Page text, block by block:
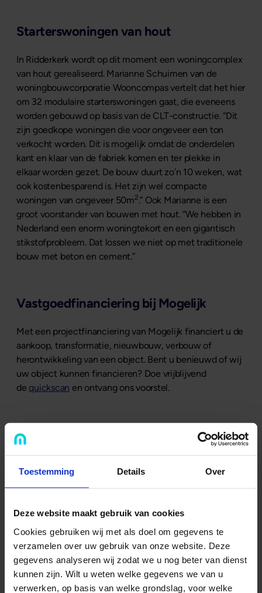
Toestemming Details Over
Deze website maakt gebruik van cookies
Cookies gebruiken wij met als doel om gegevens te
verzamelen over uw gebruik van onze website. Deze
gegevens analyseren wij zodat we u nog beter van dienst
kunnen zijn. Wilt u weten welke gegevens we van u
verwerken, op basis van welke grondslag, voor welke
Starterswoningen van hout
In Ridderkerk wordt op dit moment een woningcomplex
van hout gerealiseerd. Marianne Schuimen van de
woningbouwcorporatie Wooncompas vertelt dat het hier
om 32 modulaire starterswoningen gaat, die eveneens
worden gebouwd op basis van de CLT-constructie. “Dit
zijn goedkope woningen die voor ongeveer een ton
verkocht worden. Dit is mogelijk omdat de onderdelen
kant en klaar van de fabriek komen en ter plekke in
elkaar worden gezet. De bouw duurt zo’n 10 weken, wat
ook kostenbesparend is. Het zijn wel compacte
woningen van ongeveer 50m2.” Ook Marianne is een
groot voorstander van bouwen met hout. “We hebben in
Nederland een enorm woningtekort en een gigantisch
stikstofprobleem. Dat lossen we niet op met traditionele
bouw met beton en cement.”
Vastgoedfinanciering bij Mogelijk
Met een projectfinanciering van Mogelijk financiert u de
aankoop, transformatie, nieuwbouw, verbouw of
herontwikkeling van een object. Bent u benieuwd of wij
uw object kunnen financieren? Doe vrijblijvend
de quickscan en ontvang ons voorstel.
Laat u ook inspireren door...
...de podcast 'Het Geld en de Stenen'